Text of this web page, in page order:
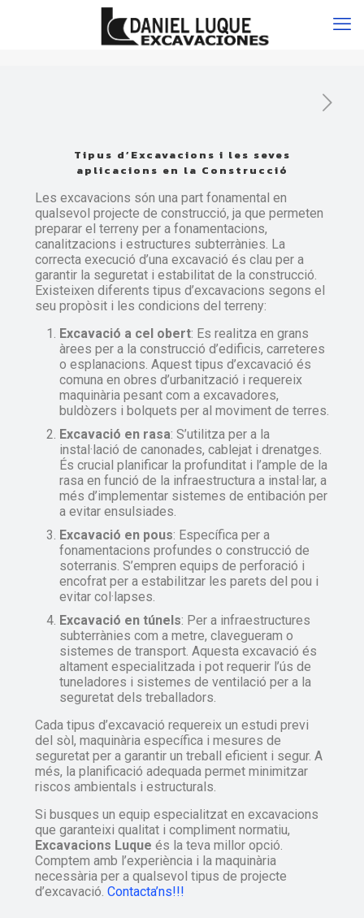
Tipus d’Excavacions i les seves
aplicacions en la Construcció
Les excavacions són una part fonamental en
qualsevol projecte de construcció, ja que permeten
preparar el terreny per a fonamentacions,
canalitzacions i estructures subterrànies. La
correcta execució d’una excavació és clau per a
garantir la seguretat i estabilitat de la construcció.
Existeixen diferents tipus d’excavacions segons el
seu propòsit i les condicions del terreny:
Excavació a cel obert: Es realitza en grans
àrees per a la construcció d’edificis, carreteres
o esplanacions. Aquest tipus d’excavació és
comuna en obres d’urbanització i requereix
maquinària pesant com a excavadores,
buldòzers i bolquets per al moviment de terres.
Excavació en rasa: S’utilitza per a la
instal·lació de canonades, cablejat i drenatges.
És crucial planificar la profunditat i l’ample de la
rasa en funció de la infraestructura a instal·lar, a
més d’implementar sistemes de entibación per
a evitar ensulsiades.
Excavació en pous: Específica per a
fonamentacions profundes o construcció de
soterranis. S’empren equips de perforació i
encofrat per a estabilitzar les parets del pou i
evitar col·lapses.
Excavació en túnels: Per a infraestructures
subterrànies com a metre, clavegueram o
sistemes de transport. Aquesta excavació és
altament especialitzada i pot requerir l’ús de
tuneladores i sistemes de ventilació per a la
seguretat dels treballadors.
Cada tipus d’excavació requereix un estudi previ
del sòl, maquinària específica i mesures de
seguretat per a garantir un treball eficient i segur. A
més, la planificació adequada permet minimitzar
riscos ambientals i estructurals.
Si busques un equip especialitzat en excavacions
que garanteixi qualitat i compliment normatiu,
Excavacions Luque és la teva millor opció.
Comptem amb l’experiència i la maquinària
necessària per a qualsevol tipus de projecte
d’excavació. Contacta’ns!!!